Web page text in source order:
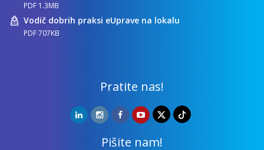
PDF 1.3MB
Vodič dobrih praksi eUprave na lokalu
PDF 707KB
Pratite nas!
Pišite nam!